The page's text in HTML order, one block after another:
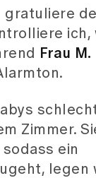
gratuliere
ich,
Frau M.
Zimmer.
ein
legen